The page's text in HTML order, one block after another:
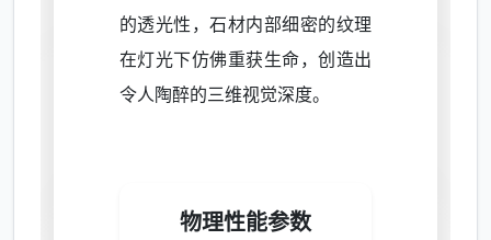
的透光性，石材内部细密的纹理
在灯光下仿佛重获生命，创造出
令人陶醉的三维视觉深度。
物理性能参数